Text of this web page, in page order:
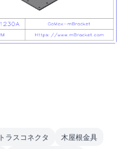
トラスコネクタ
木屋根金具